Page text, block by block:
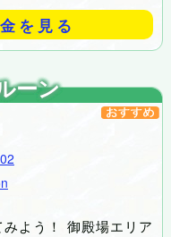
を見る
ーン
みよう！ 御殿場エリア